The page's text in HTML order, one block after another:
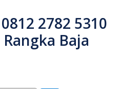
2782 5310
Baja